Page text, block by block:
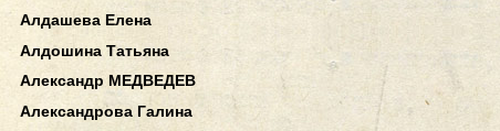
Алдашева Елена
Алдошина Татьяна
Александр МЕДВЕДЕВ
Александрова Галина